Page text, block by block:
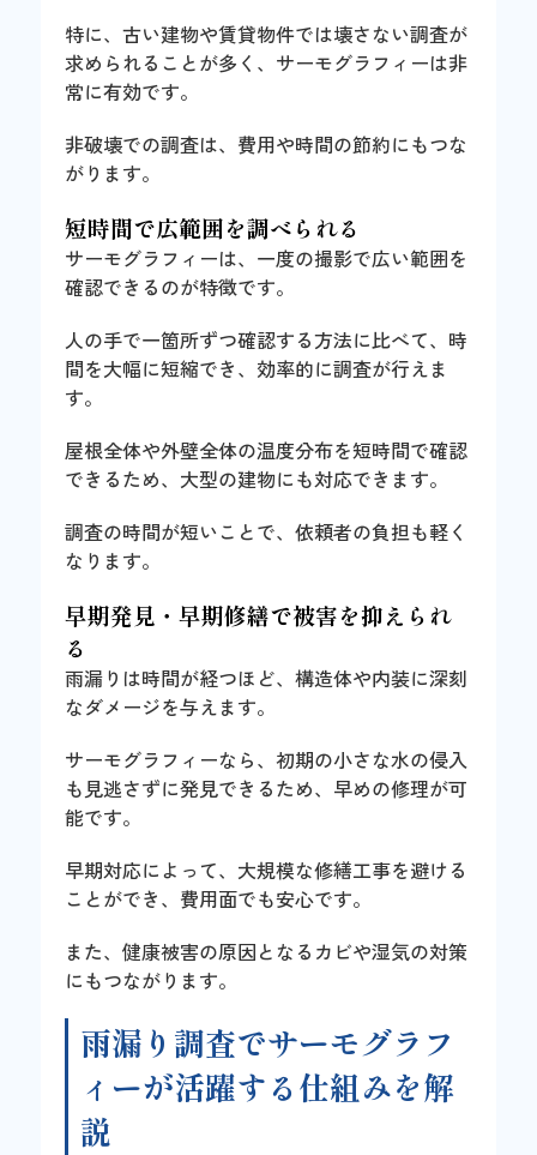
特に、古い建物や賃貸物件では壊さない調査が
求められることが多く、サーモグラフィーは非
常に有効です。
非破壊での調査は、費用や時間の節約にもつな
がります。
短時間で広範囲を調べられる
サーモグラフィーは、一度の撮影で広い範囲を
確認できるのが特徴です。
人の手で一箇所ずつ確認する方法に比べて、時
間を大幅に短縮でき、効率的に調査が行えま
す。
屋根全体や外壁全体の温度分布を短時間で確認
できるため、大型の建物にも対応できます。
調査の時間が短いことで、依頼者の負担も軽く
なります。
早期発見・早期修繕で被害を抑えられ
る
雨漏りは時間が経つほど、構造体や内装に深刻
なダメージを与えます。
サーモグラフィーなら、初期の小さな水の侵入
も見逃さずに発見できるため、早めの修理が可
能です。
早期対応によって、大規模な修繕工事を避ける
ことができ、費用面でも安心です。
また、健康被害の原因となるカビや湿気の対策
にもつながります。
雨漏り調査でサーモグラフ
ィーが活躍する仕組みを解
説